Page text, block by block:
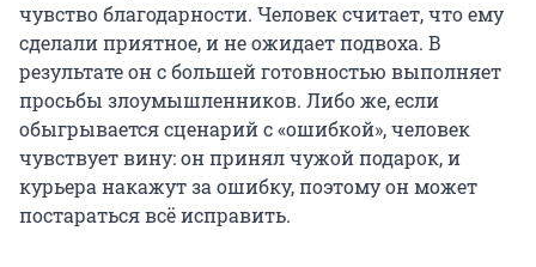
чувство благодарности. Человек считает, что ему
сделали приятное, и не ожидает подвоха. В
результате он с большей готовностью выполняет
просьбы злоумышленников. Либо же, если
обыгрывается сценарий с «ошибкой», человек
чувствует вину: он принял чужой подарок, и
курьера накажут за ошибку, поэтому он может
постараться всё исправить.